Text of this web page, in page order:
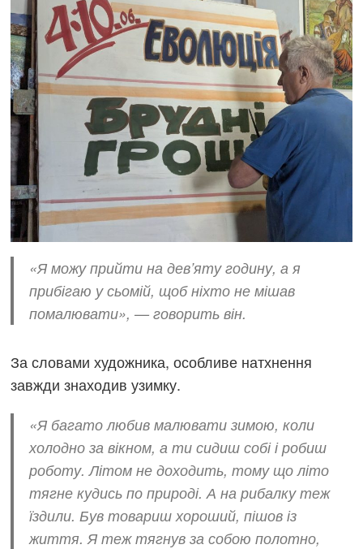
«Я можу прийти на дев’яту годину, а я
прибігаю у сьомій, щоб ніхто не мішав
помалювати», — говорить він.
За словами художника, особливе натхнення
завжди знаходив узимку.
«Я багато любив малювати зимою, коли
холодно за вікном, а ти сидиш собі і робиш
роботу. Літом не доходить, тому що літо
тягне кудись по природі. А на рибалку теж
їздили. Був товариш хороший, пішов із
життя. Я теж тягнув за собою полотно,